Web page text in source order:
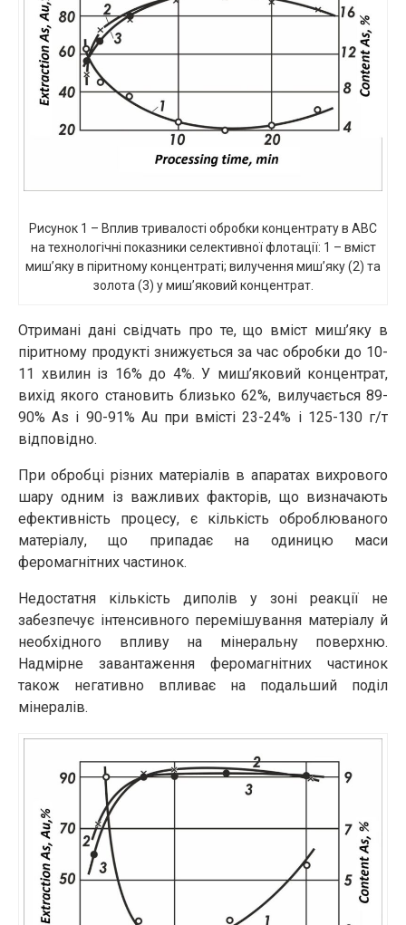
Рисунок 1 – Вплив тривалості обробки концентрату в АВС
на технологічні показники селективної флотації: 1 – вміст
миш’яку в піритному концентраті; вилучення миш’яку (2) та
золота (3) у миш’яковий концентрат.
Отримані дані свідчать про те, що вміст миш’яку в
піритному продукті знижується за час обробки до 10-
11 хвилин із 16% до 4%. У миш’яковий концентрат,
вихід якого становить близько 62%, вилучається 89-
90% As і 90-91% Au при вмісті 23-24% і 125-130 г/т
відповідно.
При обробці різних матеріалів в апаратах вихрового
шару одним із важливих факторів, що визначають
ефективність процесу, є кількість оброблюваного
матеріалу, що припадає на одиницю маси
феромагнітних частинок.
Недостатня кількість диполів у зоні реакції не
забезпечує інтенсивного перемішування матеріалу й
необхідного впливу на мінеральну поверхню.
Надмірне завантаження феромагнітних частинок
також негативно впливає на подальший поділ
мінералів.